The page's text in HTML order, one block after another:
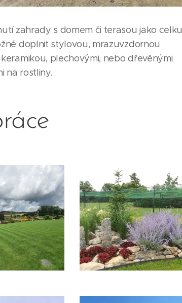
zahrady s domem či terasou jako celku
doplnit stylovou, mrazuvzdornou
plechovými, nebo dřevěnými
na rostliny.